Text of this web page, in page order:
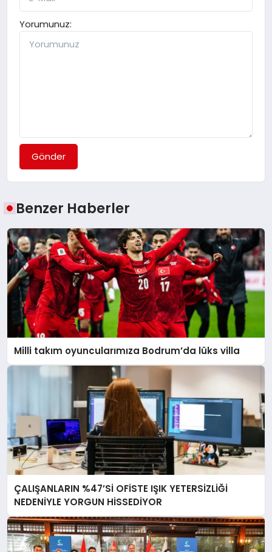
Yorumunuz:
Gönder
Benzer Haberler
Milli takım oyuncularımıza Bodrum’da lüks villa
ÇALIŞANLARIN %47’Sİ OFİSTE IŞIK YETERSİZLİĞİ
NEDENİYLE YORGUN HİSSEDİYOR